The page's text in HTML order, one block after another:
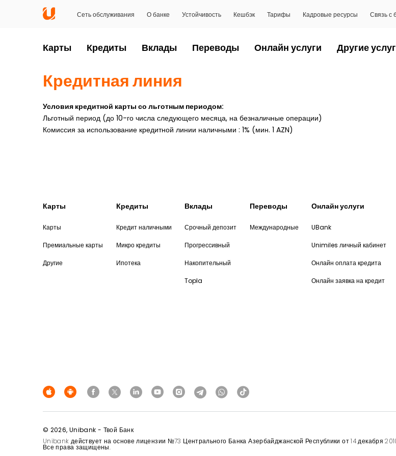
Сеть обслуживания О банке Устойчивость Кешбэк Тарифы Кадровые ресурсы Связь с
Карты Кредиты Вклады Переводы Онлайн услуги Другие
Кредитная линия
Условия кредитной карты со льготным периодом:
Льготный период (до 10-го числа следующего месяца, на безналичные операции)
Комиссия за использование кредитной линии наличными : 1% (мин. 1 AZN)
Карты
Карты
Премиальные карты
Другие
Кредиты
Кредит наличными
Микро кредиты
Ипотека
Вклады
Срочный депозит
Прогрессивный
Накопительный
Topla
Переводы
Международные
Онлайн услуги
UBank
Unimiles личный кабинет
Онлайн оплата кредита
Онлайн заявка на кредит
© 2026, Unibank - Твой Банк
Unibank действует на основе лицензии №73 Центрального Банка Азербайджанской Республики от 14 декабря
Все права защищены.